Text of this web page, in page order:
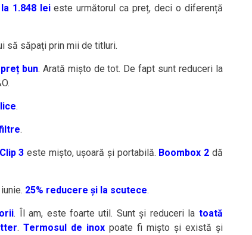
1.848 leieste următorul ca preț, deci o diferență
să săpați prin mii de titluri.
bun. Arată mișto de tot. De fapt sunt reduceri la
.
.
Clip 3 este mișto, ușoară și portabilă. Boombox 2dă
25% reducere și la scutece.
. Îl am, este foarte util. Sunt și reduceri la toată
.Termosul de inoxpoate fi mișto și există și